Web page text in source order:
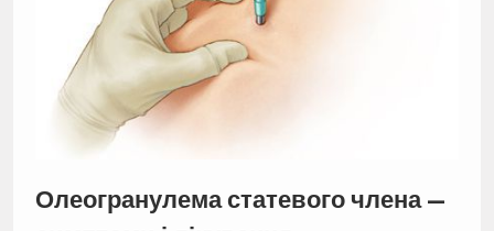
Олеогранулема статевого члена —